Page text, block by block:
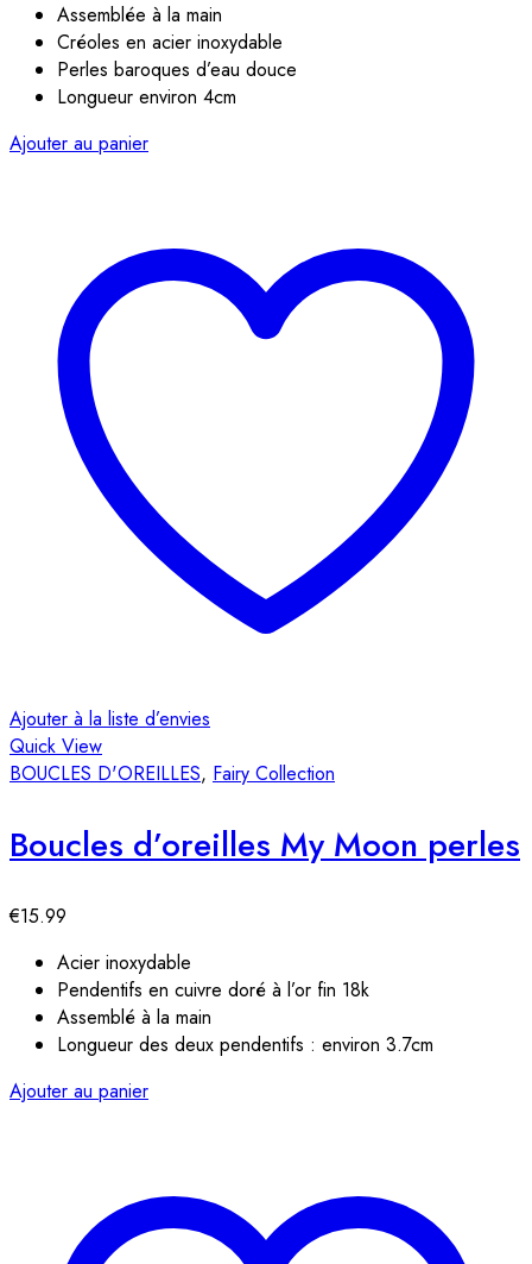
Assemblée à la main
Créoles en acier inoxydable
Perles baroques d’eau douce
Longueur environ 4cm
Ajouter au panier
Ajouter à la liste d’envies
Quick View
BOUCLES D'OREILLES, Fairy Collection
Boucles d’oreilles My Moon perles
€15.99
Acier inoxydable
Pendentifs en cuivre doré à l’or fin 18k
Assemblé à la main
Longueur des deux pendentifs : environ 3.7cm
Ajouter au panier